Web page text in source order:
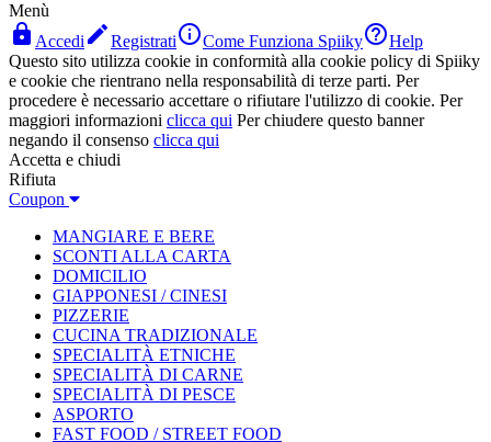
Menù
 Accedi RegistratiCome Funziona SpiikyHelp
Questo sito utilizza cookie in conformità alla cookie policy di Spiiky
e cookie che rientrano nella responsabilità di terze parti. Per
procedere è necessario accettare o rifiutare l'utilizzo di cookie. Per
maggiori informazioni clicca qui Per chiudere questo banner
negando il consenso clicca qui
Accetta e chiudi
Rifiuta
Coupon
MANGIARE E BERE
SCONTI ALLA CARTA
DOMICILIO
GIAPPONESI / CINESI
PIZZERIE
CUCINA TRADIZIONALE
SPECIALITÀ ETNICHE
SPECIALITÀ DI CARNE
SPECIALITÀ DI PESCE
ASPORTO
FAST FOOD / STREET FOOD